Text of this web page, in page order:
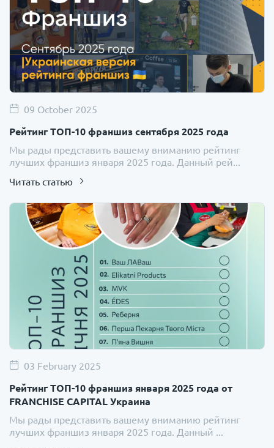
09 October 2025
Рейтинг ТОП-10 франшиз сентября 2025 года
Мы рады представить вашему вниманию рейтинг
лучших франшиз января 2025 года. Данный рей...
Читать статью
03 February 2025
Рейтинг ТОП-10 франшиз января 2025 года от
FRANCHISE CAPITAL Украина
Мы рады представить вашему вниманию рейтинг
лучших франшиз января 2025 года. Данный ...